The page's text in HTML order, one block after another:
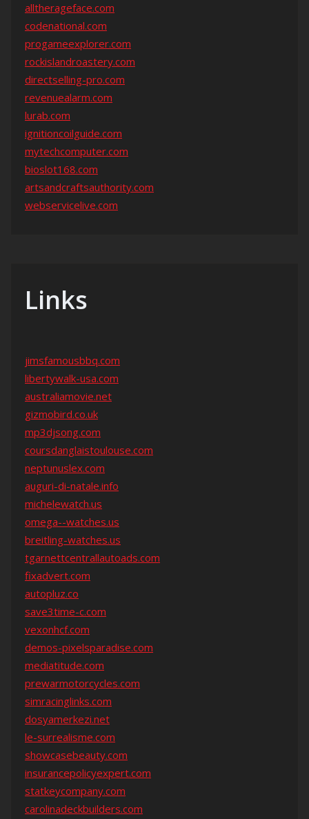
alltherageface.com
codenational.com
progameexplorer.com
rockislandroastery.com
directselling-pro.com
revenuealarm.com
lurab.com
ignitioncoilguide.com
mytechcomputer.com
bioslot168.com
artsandcraftsauthority.com
webservicelive.com
Links
jimsfamousbbq.com
libertywalk-usa.com
australiamovie.net
gizmobird.co.uk
mp3djsong.com
coursdanglaistoulouse.com
neptunuslex.com
auguri-di-natale.info
michelewatch.us
omega--watches.us
breitling-watches.us
tgarnettcentrallautoads.com
fixadvert.com
autopluz.co
save3time-c.com
vexonhcf.com
demos-pixelsparadise.com
mediatitude.com
prewarmotorcycles.com
simracinglinks.com
dosyamerkezi.net
le-surrealisme.com
showcasebeauty.com
insurancepolicyexpert.com
statkeycompany.com
carolinadeckbuilders.com